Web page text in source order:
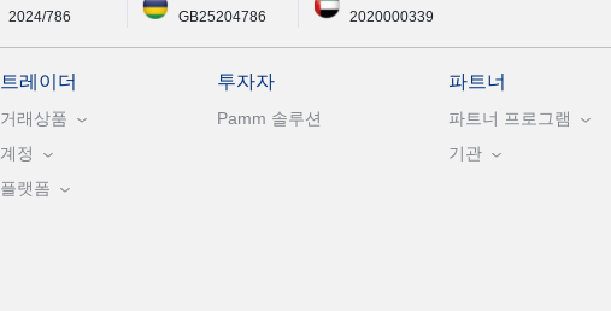
2024/786
GB25204786
2020000339
트레이더
거래상품
계정
플랫폼
투자자
Pamm 솔루션
파트너
파트너 프로그램
기관